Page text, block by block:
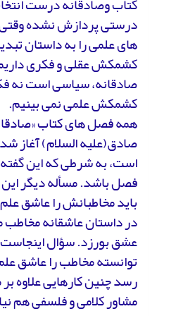
کتاب وصادقانه درست
درستی پردازش نشده
های علمی را به داستان
کشمکش عقلی و فکری
صادقانه، سیاسی است نه
کشمکش علمی نمی بینیم.
همه فصل های کتاب
صادق(علیه السلام) آغاز
است، به شرطی که این گفته
فصل باشد. مسأله دیگر
باید مخاطبانش را عاشق
در داستان عاشقانه
عشق بورزد. سؤال
توانسته مخاطب را عاشق
رسد چنین کارهایی علاوه
مشاور کلامی و فلسفی هم